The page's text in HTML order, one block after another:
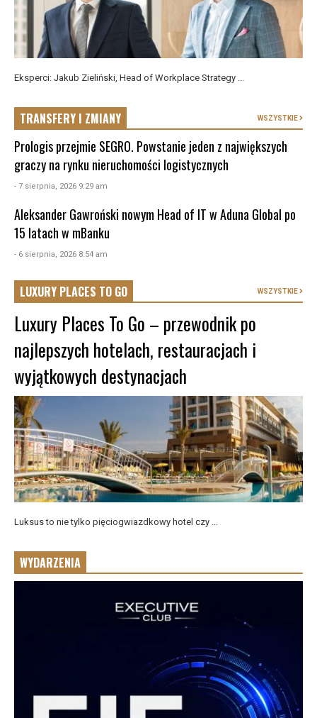
Eksperci: Jakub Zieliński, Head of Workplace Strategy ...
TRANSFERY I ZMIANY WSZYSTKIE
Prologis przejmie SEGRO. Powstanie jeden z największych
graczy na rynku nieruchomości logistycznych
- 7 sierpnia, 2026 9:29 am
Aleksander Gawroński nowym Head of IT w Aduna Global po
15 latach w mBanku
- 6 sierpnia, 2026 8:54 am
LUXURY PLACES TO GO WSZYSTKIE
Luxury Places To Go – przewodnik po
najlepszych hotelach, restauracjach i
wyjątkowych destynacjach
Luksus to nie tylko pięciogwiazdkowy hotel czy ...
WYDARZENIA